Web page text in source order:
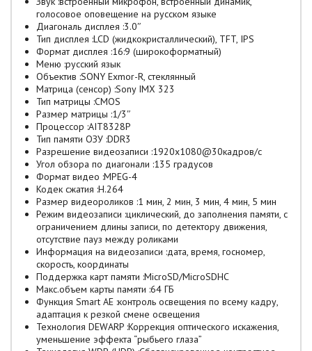
голосовое оповещение на русском языке
Диагональ дисплея :3.0″
Тип дисплея :LCD (жидкокристаллический), TFT, IPS
Формат дисплея :16:9 (широкоформатный)
Меню :русский язык
Объектив :SONY Exmor-R, стеклянный
Матрица (сенсор) :Sony IMX 323
Тип матрицы :CMOS
Размер матрицы :1/3″
Процессор :AIT8328P
Тип памяти ОЗУ :DDR3
Разрешение видеозаписи :1920х1080@30кадров/с
Угол обзора по диагонали :135 градусов
Формат видео :MPEG-4
Кодек сжатия :H.264
Размер видеороликов :1 мин, 2 мин, 3 мин, 4 мин, 5 мин
Режим видеозаписи :циклический, до заполнения памяти, с
ограничением длины записи, по детектору движения,
отсутствие пауз между роликами
Информация на видеозаписи :дата, время, госномер,
скорость, координаты
Поддержка карт памяти :MicroSD/MicroSDHC
Макс.объем карты памяти :64 ГБ
Функция Smart AE :контроль освещения по всему кадру,
адаптация к резкой смене освещения
Технология DEWARP :Коррекция оптического искажения,
уменьшение эффекта “рыбьего глаза”